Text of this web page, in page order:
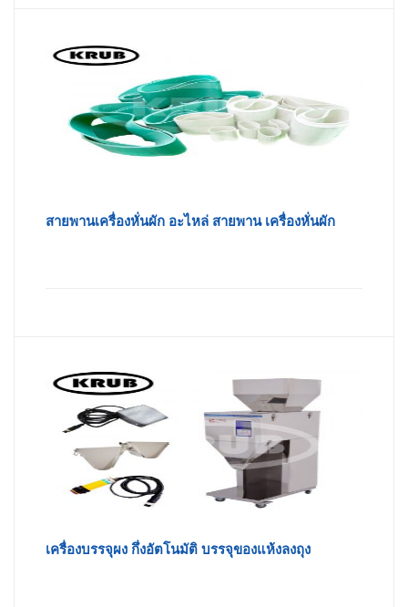
สายพานเครื่องหั่นผัก อะไหล่ สายพาน เครื่องหั่นผัก
เครื่องบรรจุผง กึ่งอัตโนมัติ บรรจุของแห้งลงถุง